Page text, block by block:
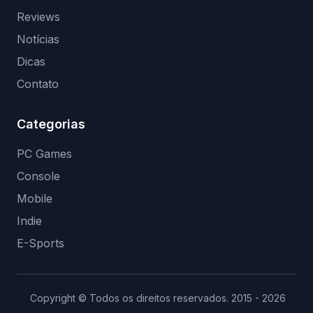
Reviews
Notícias
Dicas
Contato
Categorias
PC Games
Console
Mobile
Indie
E-Sports
Copyright © Todos os direitos reservados. 2015 - 2026